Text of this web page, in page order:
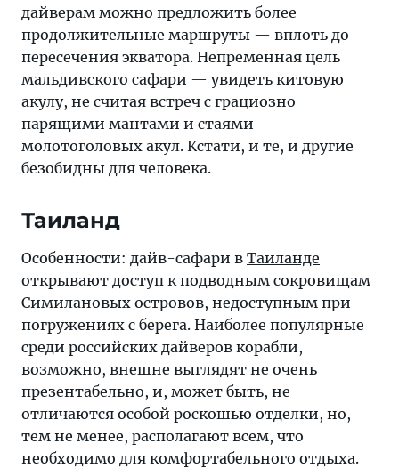
дайверам можно предложить более
продолжительные маршруты — вплоть до
пересечения экватора. Непременная цель
мальдивского сафари — увидеть китовую
акулу, не считая встреч с грациозно
парящими мантами и стаями
молотоголовых акул. Кстати, и те, и другие
безобидны для человека.
Таиланд
Особенности: дайв-сафари в Таиланде
открывают доступ к подводным сокровищам
Симилановых островов, недоступным при
погружениях с берега. Наиболее популярные
среди российских дайверов корабли,
возможно, внешне выглядят не очень
презентабельно, и, может быть, не
отличаются особой роскошью отделки, но,
тем не менее, располагают всем, что
необходимо для комфортабельного отдыха.